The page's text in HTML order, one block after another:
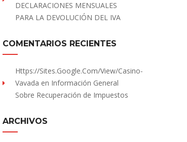
DECLARACIONES MENSUALES
PARA LA DEVOLUCIÓN DEL IVA
COMENTARIOS RECIENTES
Https://sites.Google.com/view/Casino-
Vavada en Información General
Sobre Recuperación de Impuestos
ARCHIVOS